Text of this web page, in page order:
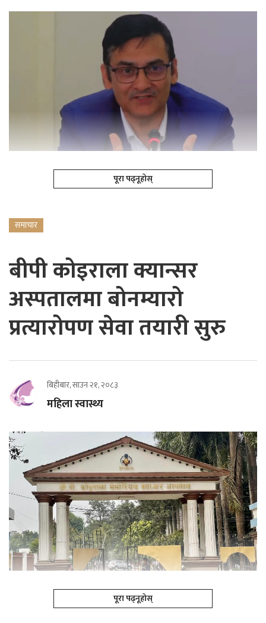
पूरा पढ्नूहोस्
समाचार
बीपी कोइराला क्यान्सर
अस्पतालमा बोनम्यारो
प्रत्यारोपण सेवा तयारी सुरु
बिहीबार, साउन २१, २०८३
महिला स्वास्थ्य
पूरा पढ्नूहोस्